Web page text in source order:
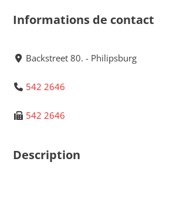
Informations de contact
Backstreet 80. - Philipsburg
542 2646
542 2646
Description